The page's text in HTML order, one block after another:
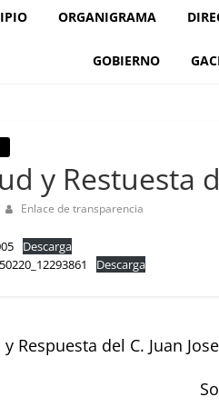
ORGANIGRAMA
GOBIERNO
y Restuesta
Enlace de transparencia
Descarga
Descarga
Respuesta del C. Juan